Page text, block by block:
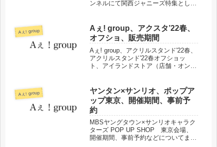
ンネルにて関西ジャニーズ特集として
とめました。
Aぇ! group
Aぇ! group、アクスタ’22春、
オフショ、販売期間
Aぇ! group、アクリルスタンド'22春、
アクリルスタンド'22春オフショッ
ト、アイランドストア（店舗・オンラ
Aぇ! group
ヤンタン×サンリオ、ポップア
ップ東京、開催期間、事前予
約
MBSヤングタウン×サンリオキャラク
ターズ POP UP SHOP 東京会場、
開催期間、事前予約などについてまと